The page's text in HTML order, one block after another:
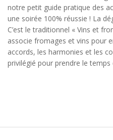
notre petit guide pratique des
une soirée 100% réussie ! La
C’est le traditionnel « Vins et
associe fromages et vins pour
accords, les harmonies et les
privilégié pour prendre le temps